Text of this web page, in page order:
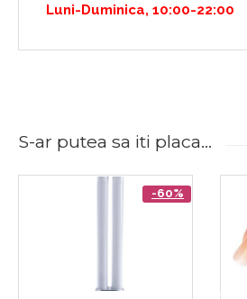
Luni-Duminica, 10:00-22:00
S-ar putea sa iti placa...
-60%